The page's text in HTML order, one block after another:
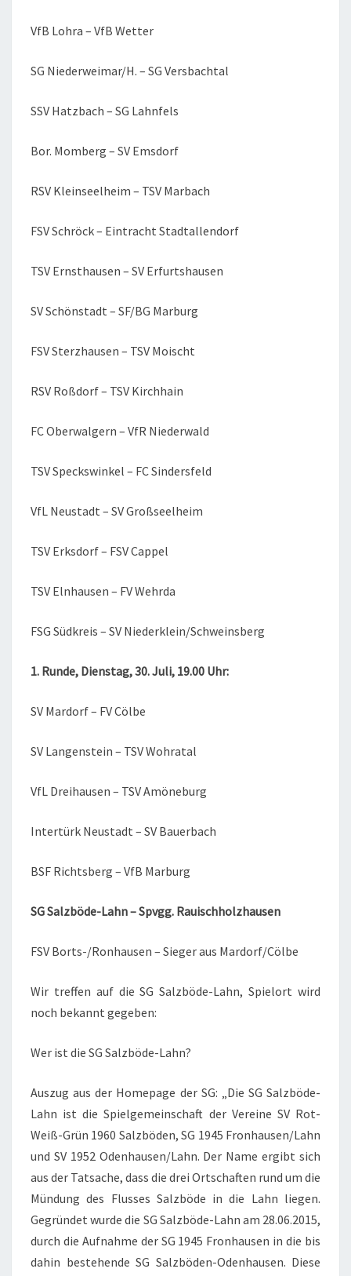
VfB Lohra – VfB Wetter
SG Niederweimar/H. – SG Versbachtal
SSV Hatzbach – SG Lahnfels
Bor. Momberg – SV Emsdorf
RSV Kleinseelheim – TSV Marbach
FSV Schröck – Eintracht Stadtallendorf
TSV Ernsthausen – SV Erfurtshausen
SV Schönstadt – SF/BG Marburg
FSV Sterzhausen – TSV Moischt
RSV Roßdorf – TSV Kirchhain
FC Oberwalgern – VfR Niederwald
TSV Speckswinkel – FC Sindersfeld
VfL Neustadt – SV Großseelheim
TSV Erksdorf – FSV Cappel
TSV Elnhausen – FV Wehrda
FSG Südkreis – SV Niederklein/Schweinsberg
1. Runde, Dienstag, 30. Juli, 19.00 Uhr:
SV Mardorf – FV Cölbe
SV Langenstein – TSV Wohratal
VfL Dreihausen – TSV Amöneburg
Intertürk Neustadt – SV Bauerbach
BSF Richtsberg – VfB Marburg
SG Salzböde-Lahn – Spvgg. Rauischholzhausen
FSV Borts-/Ronhausen – Sieger aus Mardorf/Cölbe
Wir treffen auf die SG Salzböde-Lahn, Spielort wird
noch bekannt gegeben:
Wer ist die SG Salzböde-Lahn?
Auszug aus der Homepage der SG: „Die SG Salzböde-
Lahn ist die Spielgemeinschaft der Vereine SV Rot-
Weiß-Grün 1960 Salzböden, SG 1945 Fronhausen/Lahn
und SV 1952 Odenhausen/Lahn. Der Name ergibt sich
aus der Tatsache, dass die drei Ortschaften rund um die
Mündung des Flusses Salzböde in die Lahn liegen.
Gegründet wurde die SG Salzböde-Lahn am 28.06.2015,
durch die Aufnahme der SG 1945 Fronhausen in die bis
dahin bestehende SG Salzböden-Odenhausen. Diese